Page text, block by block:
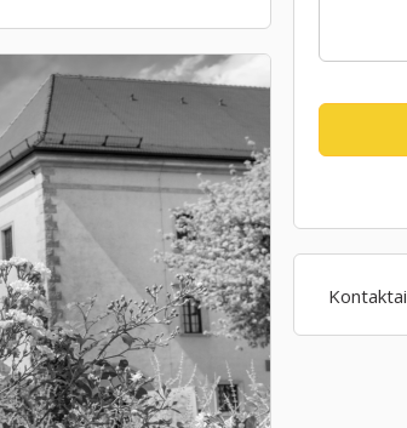
Kontaktai